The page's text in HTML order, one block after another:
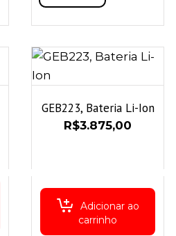
GEB223, Bateria Li-Ion
R$3.875,00
Adicionar ao
carrinho